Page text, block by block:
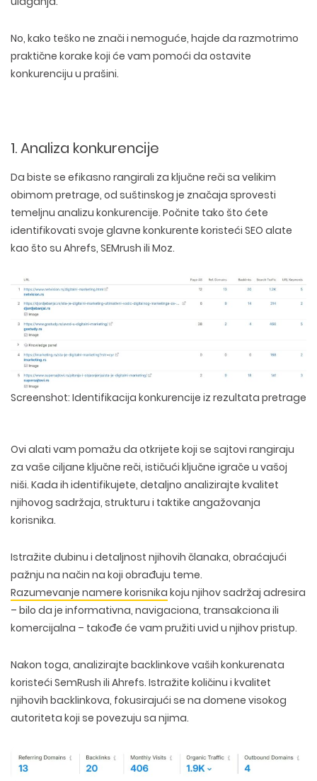
No, kako teško ne znači i nemoguće, hajde da razmotrimo
praktične korake koji će vam pomoći da ostavite
konkurenciju u prašini.
1. Analiza konkurencije
Da biste se efikasno rangirali za ključne reči sa velikim
obimom pretrage, od suštinskog je značaja sprovesti
temeljnu analizu konkurencije. Počnite tako što ćete
identifikovati svoje glavne konkurente koristeći SEO alate
kao što su Ahrefs, SEMrush ili Moz.
Screenshot: Identifikacija konkurencije iz rezultata pretrage
Ovi alati vam pomažu da otkrijete koji se sajtovi rangiraju
za vaše ciljane ključne reči, ističući ključne igrače u vašoj
niši. Kada ih identifikujete, detaljno analizirajte kvalitet
njihovog sadržaja, strukturu i taktike angažovanja
korisnika.
Istražite dubinu i detaljnost njihovih članaka, obraćajući
pažnju na način na koji obrađuju teme.
Razumevanje namere korisnika koju njihov sadržaj adresira
– bilo da je informativna, navigaciona, transakciona ili
komercijalna – takođe će vam pružiti uvid u njihov pristup.
Nakon toga, analizirajte backlinkove vaših konkurenata
koristeći SemRush ili Ahrefs. Istražite količinu i kvalitet
njihovih backlinkova, fokusirajući se na domene visokog
autoriteta koji se povezuju sa njima.